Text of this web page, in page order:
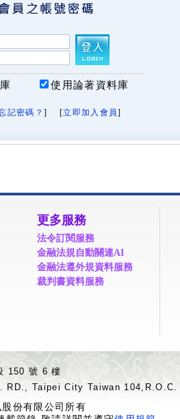
使用論著資料庫
記密碼？ ] [立即加入會員]
更多服務
法令訂閱服務
金融法規自動關連AI
金融法遵外規資料服務
裁判書資料服務
150 號 6 樓
RD., Taipei City Taiwan 104,R.O.C.
份有限公司所有